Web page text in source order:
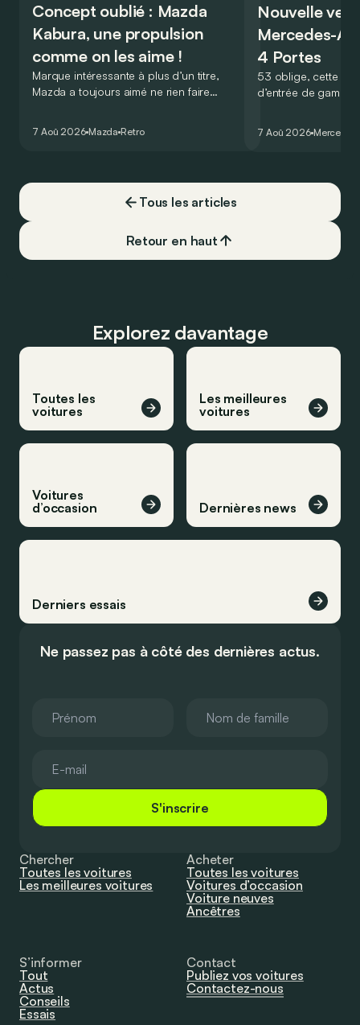
Concept oublié : Mazda
Kabura, une propulsion
comme on les aime !
Marque intéressante à plus d’un titre,
Mazda a toujours aimé ne rien faire
de la plus belle des manières…
7 Aoû 2026 Mazda Retro
Nouvelle
Mercedes-
4 Portes
53 oblige, cette
d’entrée de
moins…
7 Aoû 2026 Mercedes
Tous les articles
Retour en haut
Explorez davantage
Toutes les
voitures
Les meilleures
voitures
Voitures
d’occasion
Dernières news
Derniers essais
Ne passez pas à côté des dernières actus.
S'inscrire
Chercher
Toutes les voitures
Les meilleures voitures
Acheter
Toutes les voitures
Voitures d’occasion
Voiture neuves
Ancêtres
S’informer
Tout
Actus
Conseils
Essais
Contact
Publiez vos voitures
Contactez-nous